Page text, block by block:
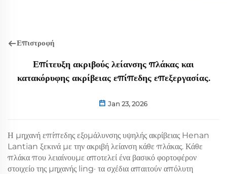
Επιστροφή
Επίτευξη ακριβούς λείανσης πλάκας και
κατακόρυφης ακρίβειας επίπεδης επεξεργασίας.
Jan 23, 2026
Η μηχανή επίπεδης εξομάλυνσης υψηλής ακρίβειας Henan
Lantian ξεκινά με την ακριβή λείανση κάθε πλάκας. Κάθε
πλάκα που λειαίνουμε αποτελεί ένα βασικό φορτοφέρον
στοιχείο της μηχανής ling· τα σχέδια απαιτούν απόλυτη